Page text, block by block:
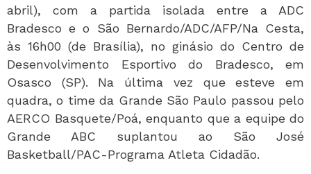
abril), com a partida isolada entre a ADC
Bradesco e o São Bernardo/ADC/AFP/Na Cesta,
às 16h00 (de Brasília), no ginásio do Centro de
Desenvolvimento Esportivo do Bradesco, em
Osasco (SP). Na última vez que esteve em
quadra, o time da Grande São Paulo passou pelo
AERCO Basquete/Poá, enquanto que a equipe do
Grande ABC suplantou ao São José
Basketball/PAC-Programa Atleta Cidadão.